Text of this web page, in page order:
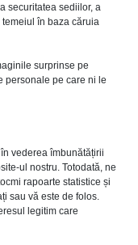
securitatea sediilor, a
în baza căruia
surprinse pe
personale pe care ni le
vederea îmbunătățirii
ul nostru. Totodată, ne
rapoarte statistice și
sau vă este de folos.
legitim care